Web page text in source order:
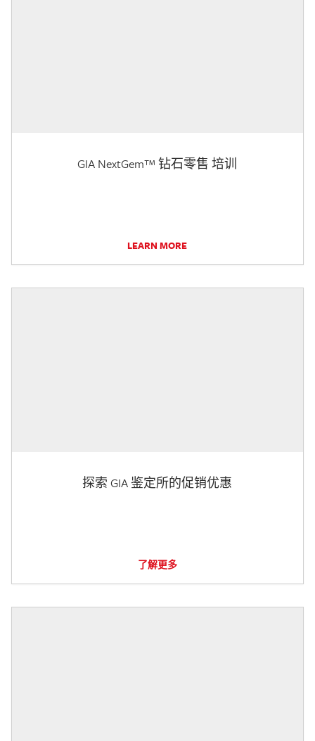
GIA NextGem™ 钻石零售 培训
LEARN MORE
探索 GIA 鉴定所的促销优惠
了解更多